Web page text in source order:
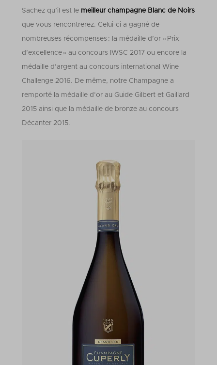
Sachez qu’il est le meilleur champagne Blanc de Noirs
que vous rencontrerez. Celui-ci a gagné de
nombreuses récompenses : la médaille d’or « Prix
d’excellence » au concours IWSC 2017 ou encore la
médaille d’argent au concours international Wine
Challenge 2016. De même, notre Champagne a
remporté la médaille d’or au Guide Gilbert et Gaillard
2015 ainsi que la médaille de bronze au concours
Décanter 2015.